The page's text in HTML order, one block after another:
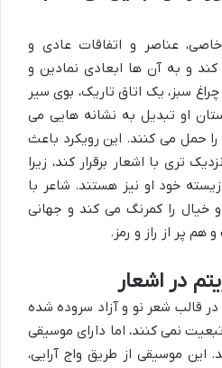
عناصر و اتفاقات عادی و
کند و به آن ها ابعادی نمادین و
سبز، یک اتاق تاریک، بوی سیر
او تبدیل به نشانه هایی می
حمل می کنند. این رویکرد باعث
تری با اشعار برقرار کند، زیرا
خود او نیز هستند. شاعر با
خیال را کمرنگ می کند و جهانی
پر از راز و رمز.
در اشعار
در قالب شعر نو و آزاد سروده شده
نمی کنند، اما دارای موسیقی
موسیقی از طریق واج آرایی،